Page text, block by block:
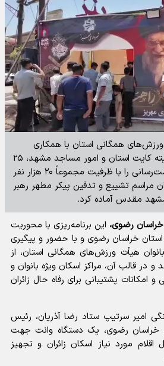
ورزش‌های همگانی استان با همکاری
کمیته ورزش مساجد، کمیته کایت استان و امور مساجد مشهد، ۲۵
مرکز اسکان و موکب خدمت‌رسانی را با ظرفیت مجموعاً ۲۰ هزار نفر
مراسم تشییع و تدفین پیکر مطهر رهبر
مقدس آماده کرد.
خراسان رضوی، این برنامه‌ریزی با محوریت
خراسان رضوی و با حضور و پیگیری
هیأت ورزش‌های همگانی استان، از
شد و در قالب آن، مراکز اسکان ویژه بانوان و
امکانات پشتیبانی برای رفاه حال زائران
امیر سرتیپ ستاد رضا آذریان، رئیس
خراسان رضوی، یک دستگاه وانت جهت
اقلام مورد نیاز اسکان زائران و تجهیز